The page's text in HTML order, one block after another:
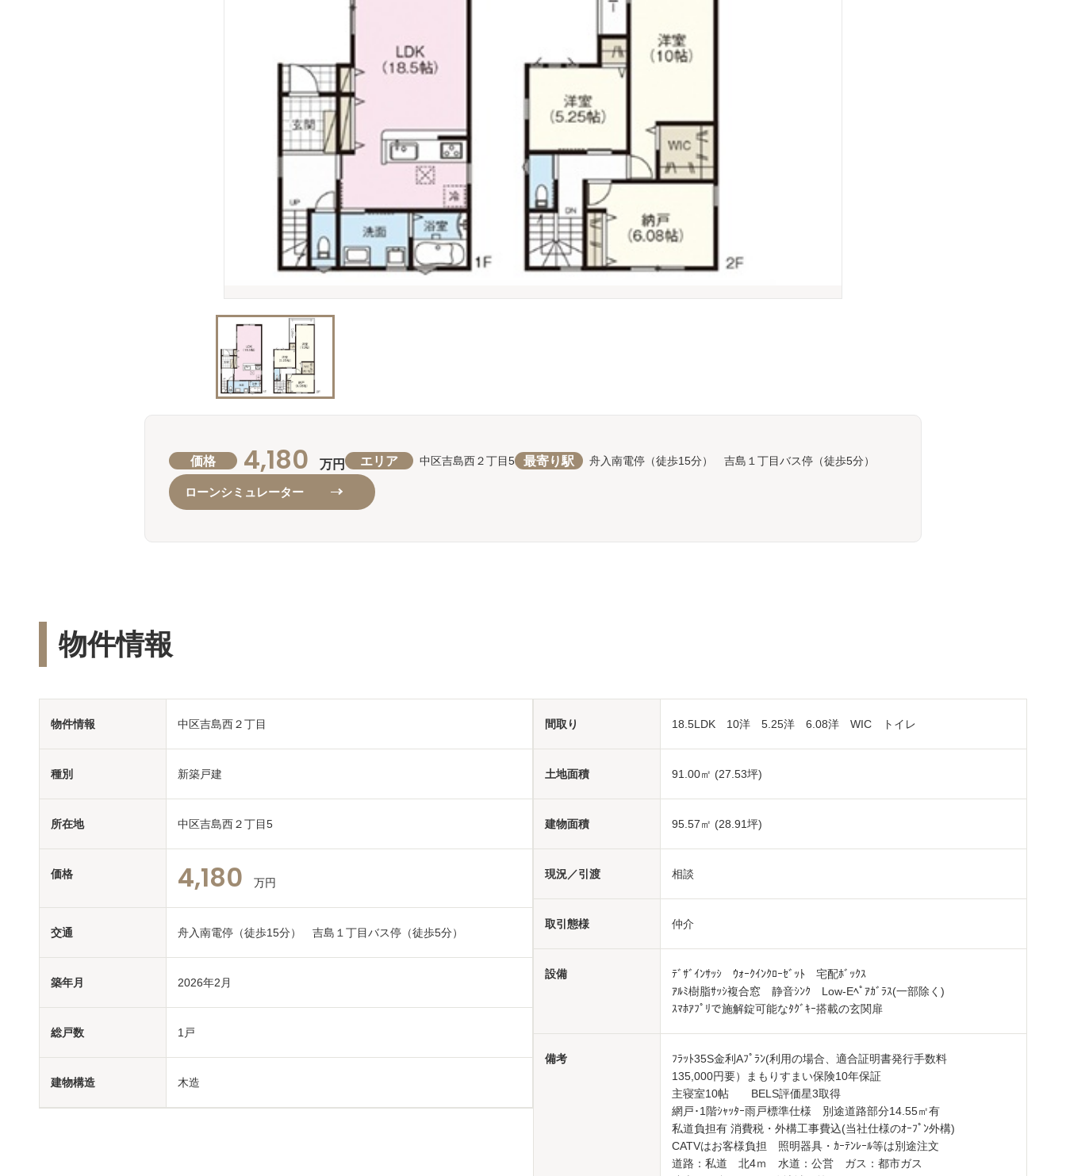
価格 4,180 万円 エリア 中区吉島西２丁目5 最寄り駅 舟入南電停（徒歩15分） 吉島１丁目バス停（徒歩5分）
ローンシミュレーター
物件情報
物件情報 中区吉島西２丁目
種別 新築戸建
所在地 中区吉島西２丁目5
価格 4,180 万円
交通 舟入南電停（徒歩15分） 吉島１丁目バス停（徒歩5分）
築年月 2026年2月
総戸数 1戸
建物構造 木造
間取り 18.5LDK 10洋 5.25洋 6.08洋 WIC トイレ
土地面積 91.00㎡ (27.53坪)
建物面積 95.57㎡ (28.91坪)
現況／引渡 相談
取引態様 仲介
設備
ﾃﾞｻﾞｲﾝｻｯｼ ｳｫｰｸｲﾝｸﾛｰｾﾞｯﾄ 宅配ﾎﾞｯｸｽ
ｱﾙﾐ樹脂ｻｯｼ複合窓 静音ｼﾝｸ Low-Eﾍﾟｱｶﾞﾗｽ(一部除く)
ｽﾏﾎｱﾌﾟﾘで施解錠可能なﾀｸﾞｷｰ搭載の玄関扉
備考
ﾌﾗｯﾄ35S金利Aﾌﾟﾗﾝ(利用の場合、適合証明書発行手数料
135,000円要）まもりすまい保険10年保証
主寝室10帖 BELS評価星3取得
網戸･1階ｼｬｯﾀｰ雨戸標準仕様 別途道路部分14.55㎡有
私道負担有 消費税・外構工事費込(当社仕様のｵｰﾌﾟﾝ外構)
CATVはお客様負担 照明器具・ｶｰﾃﾝﾚｰﾙ等は別途注文
道路：私道 北4ｍ 水道：公営 ガス：都市ガス